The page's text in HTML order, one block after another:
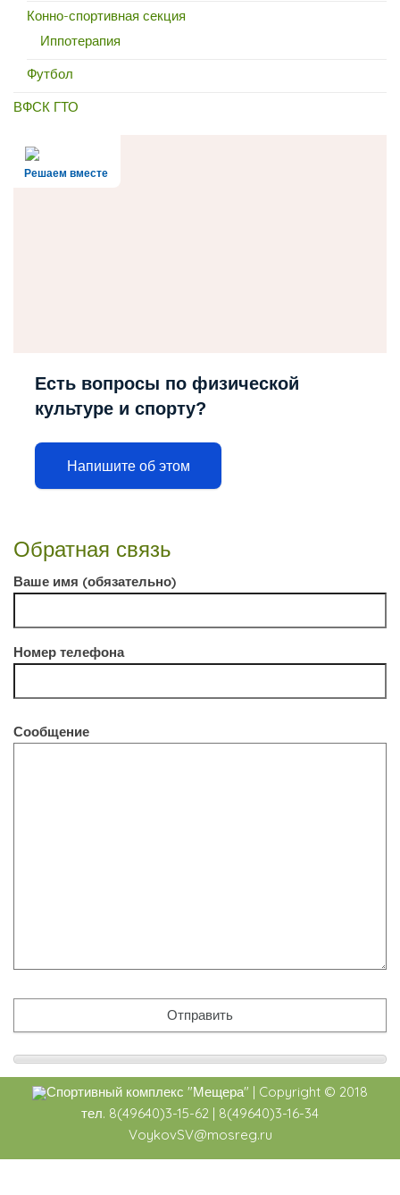
Конно-спортивная секция
Иппотерапия
Футбол
ВФСК ГТО
Решаем вместе
Есть вопросы по физической
культуре и спорту?
Напишите об этом
Обратная связь
Ваше имя (обязательно)
Номер телефона
Сообщение
Спортивный комплекс "Мещера" Copyright © 2018
тел. 8(49640)3-15-62 | 8(49640)3-16-34
VoykovSV@mosreg.ru